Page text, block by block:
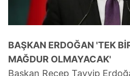
BAŞKAN ERDOĞAN 'TEK
MAĞDUR OLMAYACAK'
Başkan Recep Tayyip